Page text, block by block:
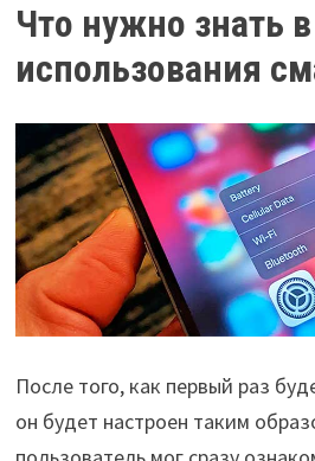
Что нужно знать
использования
После того, как первый раз
он будет настроен таким